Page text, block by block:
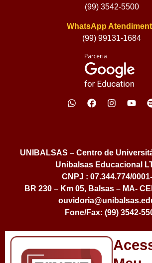
(99) 3542-5500
WhatsApp
(99) 99131-1684
UNIBALSAS – Centro de
Unibalsas Educacional
CNPJ : 07.344.774/
BR 230 – Km 05, Balsas – MA-
Fone/Fax: (99) 3542-